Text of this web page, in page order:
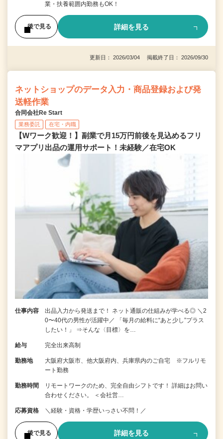
業・扶養範囲内勤務もOK！
後で見る 詳細を見る
更新日： 2026/03/04 掲載終了日： 2026/09/30
ネットショップのデータ入力・商品登録および発
送軽作業
合同会社Re Start
業務委託 在宅・内職
【Wワーク歓迎！】副業で月15万円前後を見込めるフリ
マアプリ出品の運用サポート！未経験／在宅OK
仕事内容
出品入力から発送まで！ ネット通販の仕組みが学べる◎ ＼2
0〜40代の男性が活躍中／ 「毎月の給料に“あと少し”プラス
したい！」 ⇒そんな〈目標〉を…
給与 完全出来高制
勤務地
大阪府大阪市、他大阪府内、兵庫県内のご自宅 ※フルリモ
ート勤務
勤務時間
リモートワークのため、完全自由シフトです！ 詳細はお問い
合わせください。 ＜会社営…
応募資格 ＼経験・資格・学歴いっさい不問！／
後で見る 詳細を見る